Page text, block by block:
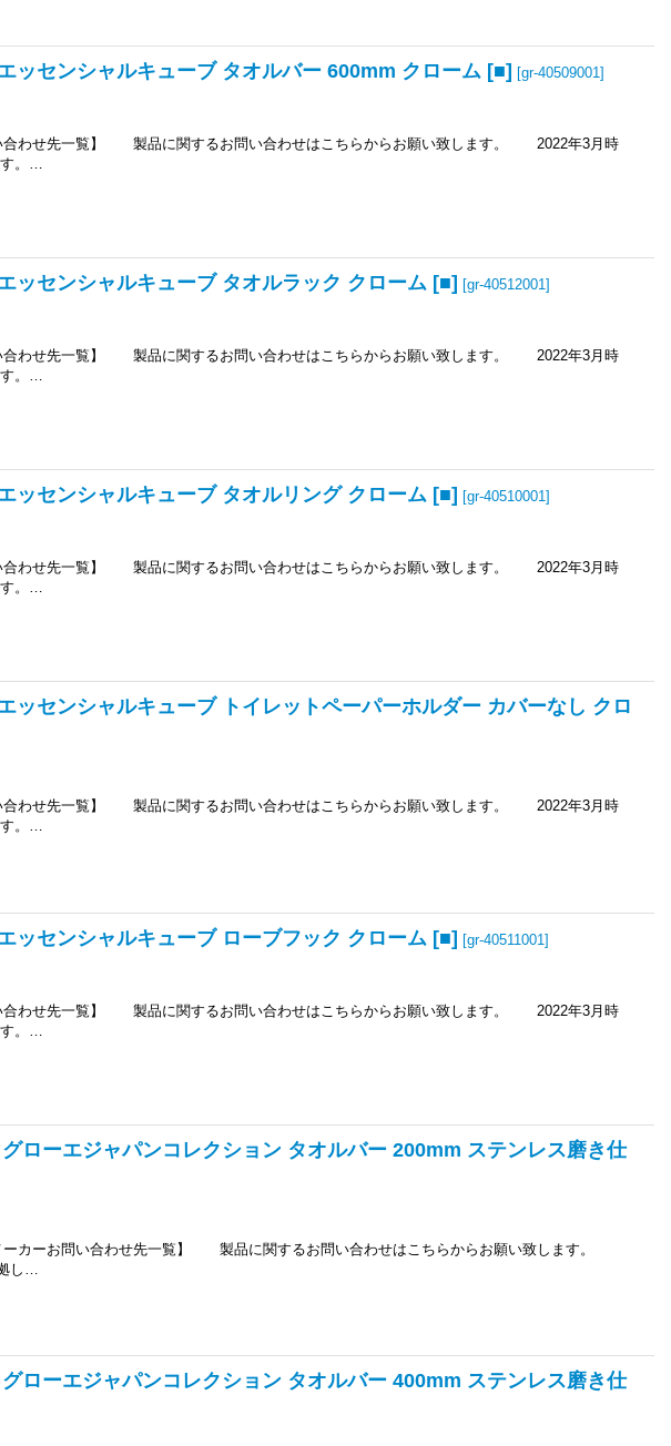
センシャルキューブ タオルバー 600mm クローム [■] [gr-40509001 ]
一覧】 製品に関するお問い合わせはこちらからお願い致します。 2022年3月時
。…
センシャルキューブ タオルラック クローム [■] [gr-40512001 ]
一覧】 製品に関するお問い合わせはこちらからお願い致します。 2022年3月時
。…
センシャルキューブ タオルリング クローム [■] [gr-40510001 ]
一覧】 製品に関するお問い合わせはこちらからお願い致します。 2022年3月時
。…
センシャルキューブ トイレットペーパーホルダー カバーなし クロ
一覧】 製品に関するお問い合わせはこちらからお願い致します。 2022年3月時
。…
センシャルキューブ ローブフック クローム [■] [gr-40511001]
一覧】 製品に関するお問い合わせはこちらからお願い致します。 2022年3月時
。…
ーエジャパンコレクション タオルバー 200mm ステンレス磨き仕
問い合わせ先一覧】 製品に関するお問い合わせはこちらからお願い致します。
し…
ーエジャパンコレクション タオルバー 400mm ステンレス磨き仕